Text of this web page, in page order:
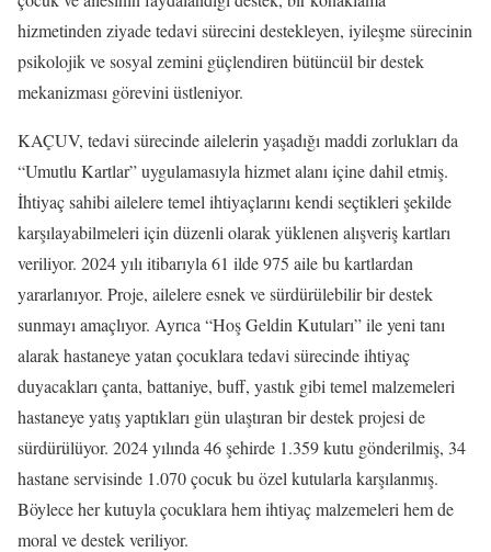
hizmetinden ziyade tedavi sürecini destekleyen, iyileşme sürecinin
psikolojik ve sosyal zemini güçlendiren bütüncül bir destek
mekanizması görevini üstleniyor.
KAÇUV, tedavi sürecinde ailelerin yaşadığı maddi zorlukları da
“Umutlu Kartlar” uygulamasıyla hizmet alanı içine dahil etmiş.
İhtiyaç sahibi ailelere temel ihtiyaçlarını kendi seçtikleri şekilde
karşılayabilmeleri için düzenli olarak yüklenen alışveriş kartları
veriliyor. 2024 yılı itibarıyla 61 ilde 975 aile bu kartlardan
yararlanıyor. Proje, ailelere esnek ve sürdürülebilir bir destek
sunmayı amaçlıyor. Ayrıca “Hoş Geldin Kutuları” ile yeni tanı
alarak hastaneye yatan çocuklara tedavi sürecinde ihtiyaç
duyacakları çanta, battaniye, buff, yastık gibi temel malzemeleri
hastaneye yatış yaptıkları gün ulaştıran bir destek projesi de
sürdürülüyor. 2024 yılında 46 şehirde 1.359 kutu gönderilmiş, 34
hastane servisinde 1.070 çocuk bu özel kutularla karşılanmış.
Böylece her kutuyla çocuklara hem ihtiyaç malzemeleri hem de
moral ve destek veriliyor.